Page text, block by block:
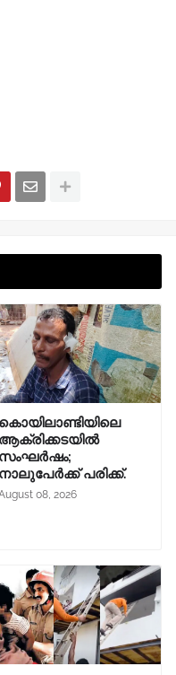
കൊയിലാണ്ടിയിലെ
ആക്രിക്കടയിൽ
സംഘർഷം;
നാലുപേർക്ക് പരിക്ക്.
08, 2026